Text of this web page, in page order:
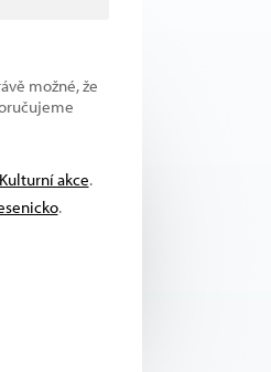
možné, že
Kulturní akce.
.